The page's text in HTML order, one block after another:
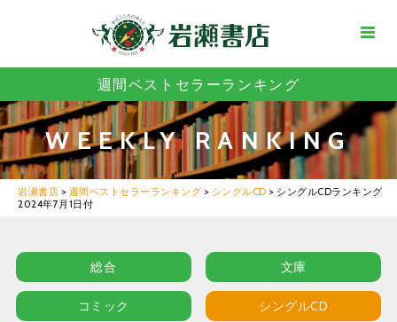
週間ベストセラーランキング
WEEKLY RANKING
岩瀬書店 > 週間ベストセラーランキング > シングルCD > シングルCDランキング
2024年7月1日付
総合 文庫
コミック シングルCD